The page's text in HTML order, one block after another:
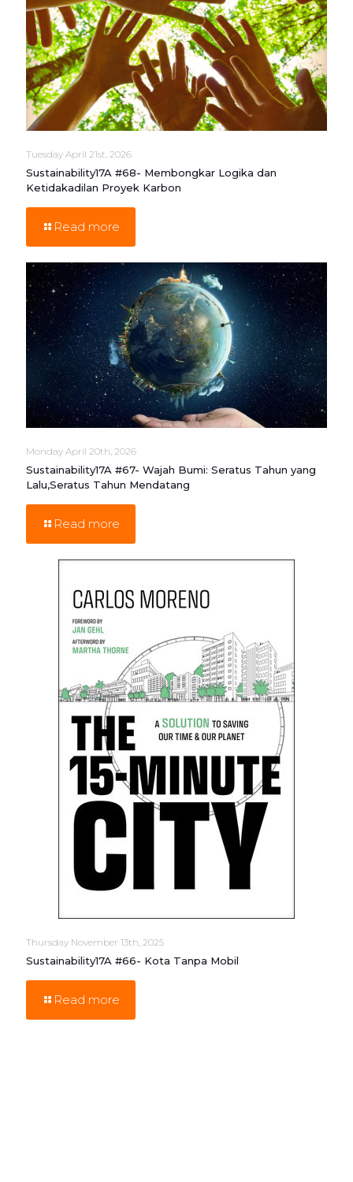
Tuesday April 21st, 2026
Sustainability17A #68- Membongkar Logika dan
Ketidakadilan Proyek Karbon
Read more
Monday April 20th, 2026
Sustainability17A #67- Wajah Bumi: Seratus Tahun yang
Lalu,Seratus Tahun Mendatang
Read more
Thursday November 13th, 2025
Sustainability17A #66- Kota Tanpa Mobil
Read more